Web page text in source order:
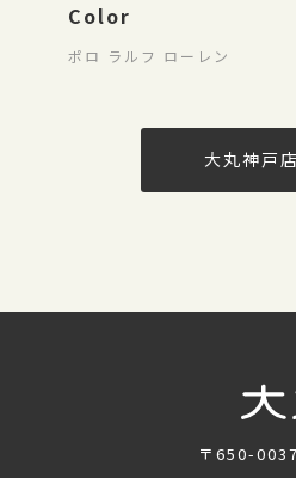
Color
ポロ ラルフ ローレン
大丸神戸
〒650-0037